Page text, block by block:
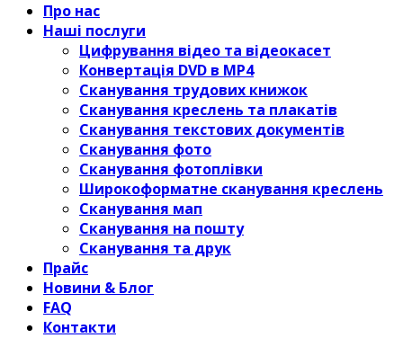
Про нас
Наші послуги
Цифрування відео та відеокасет
Конвертація DVD в MP4
Сканування трудових книжок
Сканування креслень та плакатів
Сканування текстових документів
Сканування фото
Сканування фотоплівки
Широкоформатне сканування креслень
Сканування мап
Сканування на пошту
Сканування та друк
Прайс
Новини & Блог
FAQ
Контакти